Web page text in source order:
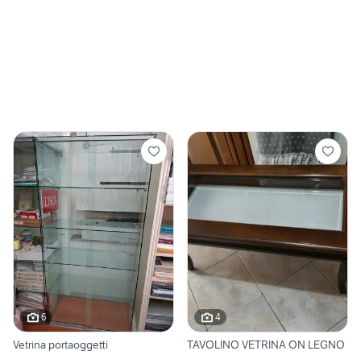
6
Vetrina portaoggetti
4
TAVOLINO VETRINA ON LEGNO